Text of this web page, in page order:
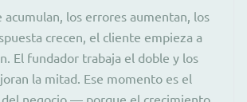
acumulan, los errores aumentan, los
crecen, el cliente empieza a
El fundador trabaja el doble y los
la mitad. Ese momento es el